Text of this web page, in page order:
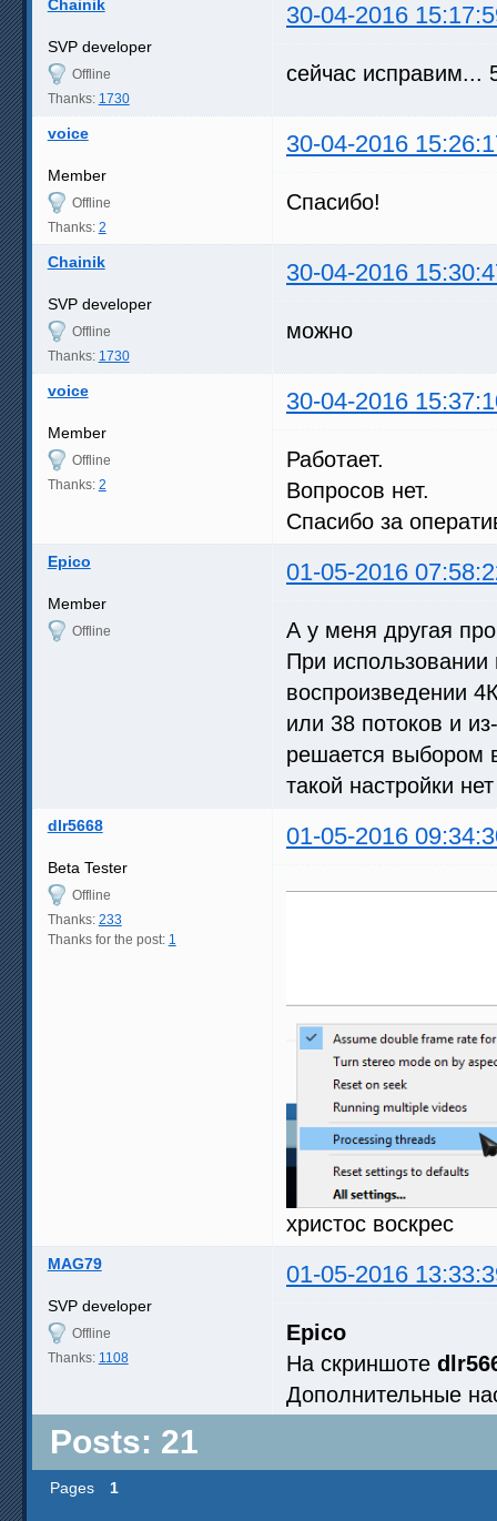
Chainik 30-04-2016
SVP developer
Offline
Thanks: 1730
сейчас исправим...
voice 30-04-2016
Member
Offline
Thanks: 2
Спасибо!
Chainik 30-04-2016
SVP developer
Offline
Thanks: 1730
можно
voice 30-04-2016
Member
Offline
Thanks: 2
Работает.
Вопросов нет.
Спасибо за
Epico 01-05-2016
Member
Offline
А у меня другая
При
воспроизведении
или 38 потоков и
решается выбором
такой настройки
dlr5668 01-05-2016
Beta Tester
Offline
Thanks: 233
Thanks for the post: 1
христос воскрес
MAG79 01-05-2016
SVP developer
Offline
Thanks: 1108
Epico
На скриншоте
Дополнительные
Posts: 21
Pages 1